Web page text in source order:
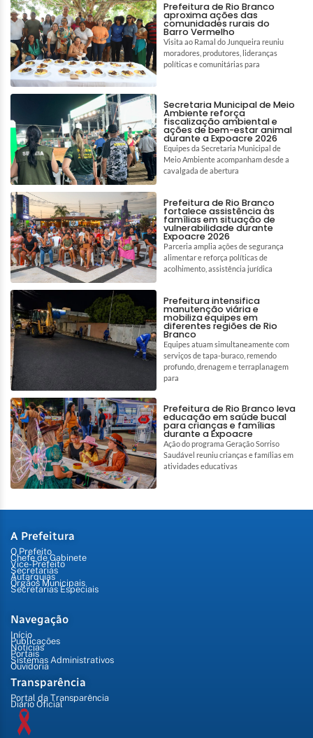
Prefeitura de Rio Branco
aproxima ações das
comunidades rurais do
Barro Vermelho
Visita ao Ramal do Junqueira reuniu
moradores, produtores, lideranças
políticas e comunitárias para
Secretaria Municipal de Meio
Ambiente reforça
fiscalização ambiental e
ações de bem-estar animal
durante a Expoacre 2026
Equipes da Secretaria Municipal de
Meio Ambiente acompanham desde a
cavalgada de abertura
Prefeitura de Rio Branco
fortalece assistência às
famílias em situação de
vulnerabilidade durante
Expoacre 2026
Parceria amplia ações de segurança
alimentar e reforça políticas de
acolhimento, assistência jurídica
Prefeitura intensifica
manutenção viária e
mobiliza equipes em
diferentes regiões de Rio
Branco
Equipes atuam simultaneamente com
serviços de tapa-buraco, remendo
profundo, drenagem e terraplanagem
para
Prefeitura de Rio Branco leva
educação em saúde bucal
para crianças e famílias
durante a Expoacre
Ação do programa Geração Sorriso
Saudável reuniu crianças e famílias em
atividades educativas
A Prefeitura
O Prefeito
Chefe de Gabinete
Vice-Prefeito
Secretarias
Autarquias
Órgãos Municipais
Secretarias Especiais
Navegação
Início
Publicações
Notícias
Portais
Sistemas Administrativos
Ouvidoria
Transparência
Portal da Transparência
Diário Oficial